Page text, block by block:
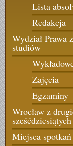
Lista
Redakcja
Wydział Prawa
studiów
Zajęcia
Egzaminy
Wrocław z
sześćdziesiątych
Miejsca